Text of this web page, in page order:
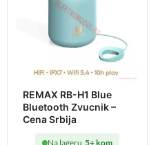
REMAX RB-H1 Blue
Bluetooth Zvucnik –
Cena Srbija
Na lageru 5+ kom